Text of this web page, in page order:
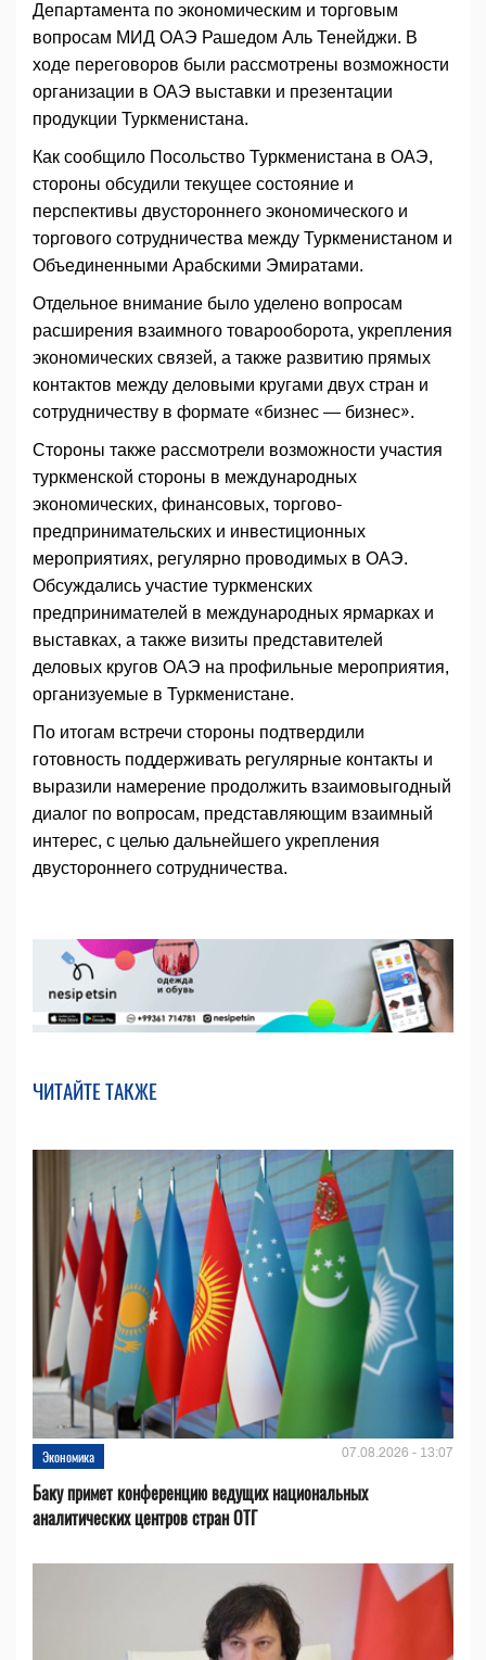
Департамента по экономическим и торговым
вопросам МИД ОАЭ Рашедом Аль Тенейджи. В
ходе переговоров были рассмотрены возможности
организации в ОАЭ выставки и презентации
продукции Туркменистана.
Как сообщило Посольство Туркменистана в ОАЭ,
стороны обсудили текущее состояние и
перспективы двустороннего экономического и
торгового сотрудничества между Туркменистаном и
Объединенными Арабскими Эмиратами.
Отдельное внимание было уделено вопросам
расширения взаимного товарооборота, укрепления
экономических связей, а также развитию прямых
контактов между деловыми кругами двух стран и
сотрудничеству в формате «бизнес — бизнес».
Стороны также рассмотрели возможности участия
туркменской стороны в международных
экономических, финансовых, торгово-
предпринимательских и инвестиционных
мероприятиях, регулярно проводимых в ОАЭ.
Обсуждались участие туркменских
предпринимателей в международных ярмарках и
выставках, а также визиты представителей
деловых кругов ОАЭ на профильные мероприятия,
организуемые в Туркменистане.
По итогам встречи стороны подтвердили
готовность поддерживать регулярные контакты и
выразили намерение продолжить взаимовыгодный
диалог по вопросам, представляющим взаимный
интерес, с целью дальнейшего укрепления
двустороннего сотрудничества.
ЧИТАЙТЕ ТАКЖЕ
Экономика 07.08.2026 - 13:07
Баку примет конференцию ведущих национальных
аналитических центров стран ОТГ